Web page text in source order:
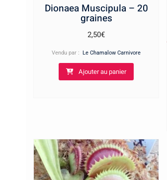
Dionaea Muscipula – 20
graines
2,50€
Vendu par :Le Chamalow Carnivore
Ajouter au panier